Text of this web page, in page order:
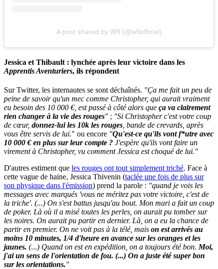
A post shared by W9 (@w9officiel)
Jessica et Thibault : lynchée après leur victoire dans les
Apprentis Aventuriers, ils répondent
Sur Twitter, les internautes se sont déchaînés. "Ça me fait un peu de
peine de savoir qu'un mec comme Christopher, qui aurait vraiment
eu besoin des 10 000 €, est passé à côté alors que ça va clairement
rien changer à la vie des rouges" ; "Si Christopher c'est votre coup
de cœur, donnez-lui les 10k les rouges , bande de crevards, après
vous être servis de lui." ou encore "Qu'est-ce qu'ils vont f*utre avec
10 000 € en plus sur leur compte ? J'espère qu'ils vont faire un
virement à Christopher, vu comment Jessica est choqué de lui."
D'autres estiment que les rouges ont tout simplement triché. Face à
cette vague de haine, Jessica Thivenin (taclée une fois de plus sur
son physique dans l'émission) prend la parole : "quand je vois les
messages avec marqués 'vous ne méritez pas votre victoire, c'est de
la triche'. (...) On s'est battus jusqu'au bout. Mon mari a fait un coup
de poker. Là où il a misé toutes les perles, on aurait pu tomber sur
les noires. On aurait pu partir en dernier. Là, on a eu la chance de
partir en premier. On ne voit pas à la télé, mais on est arrivés au
moins 10 minutes, 1/4 d'heure en avance sur les oranges et les
jaunes. (...) Quand on est en expédition, on a toujours été bon. Moi,
j'ai un sens de l'orientation de fou. (...) On a juste été super bon
sur les orientations."